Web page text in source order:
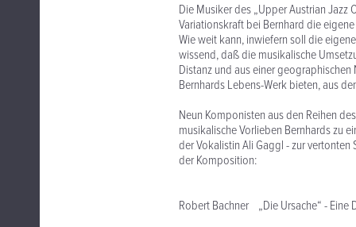
Die Musiker des „Upper Austrian
Variationskraft bei Bernhard die
Wie weit kann, inwiefern soll die
wissend, daß die musikalische
Distanz und aus einer
Bernhards Lebens-Werk bieten, aus
Neun Komponisten aus den Reihen
musikalische Vorlieben Bernhards zu
der Vokalistin Ali Gaggl - zur
der Komposition:
Robert Bachner „Die Ursache“ - Eine